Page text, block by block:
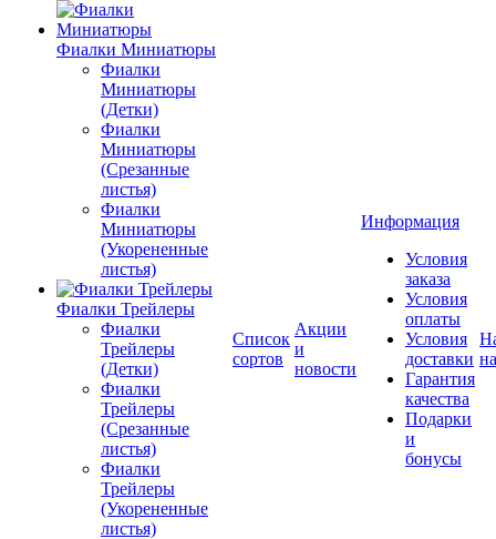
Фиалки Миниатюры
Фиалки
Миниатюры
(Детки)
Фиалки
Миниатюры
(Срезанные
листья)
Фиалки
Миниатюры
(Укорененные
листья)
Фиалки Трейлеры
Фиалки
Трейлеры
(Детки)
Фиалки
Трейлеры
(Срезанные
листья)
Фиалки
Трейлеры
(Укорененные
листья)
Список
сортов
Акции
и
новости
Информация
Условия
заказа
Условия
оплаты
Условия
доставки
Гарантия
качества
Подарки
и
бонусы